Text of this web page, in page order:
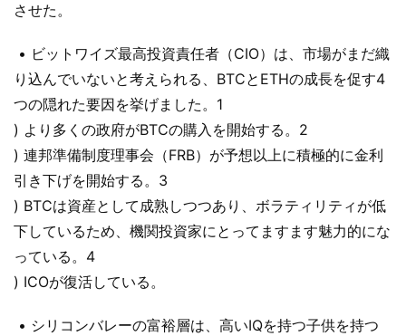
させた。
• ビットワイズ最高投資責任者（CIO）は、市場がまだ織
り込んでいないと考えられる、BTCとETHの成長を促す4
つの隠れた要因を挙げました。1
) より多くの政府がBTCの購入を開始する。2
) 連邦準備制度理事会（FRB）が予想以上に積極的に金利
引き下げを開始する。3
) BTCは資産として成熟しつつあり、ボラティリティが低
下しているため、機関投資家にとってますます魅力的にな
っている。4
) ICOが復活している。
• シリコンバレーの富裕層は、高いIQを持つ子供を持つ